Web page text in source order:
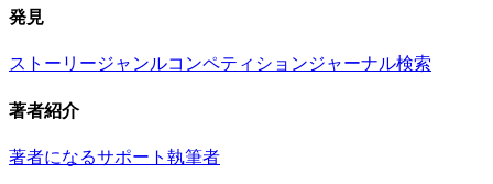
発見
ストーリージャンルコンペティションジャーナル検索
著者紹介
著者になるサポート執筆者